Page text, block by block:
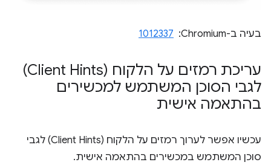
בעיה ב-Chromium: ‏ 1012337
עריכת רמזים על הלקוח (Client Hints)
לגבי הסוכן המשתמש למכשירים
בהתאמה אישית
עכשיו אפשר לערוך רמזים על הלקוח (Client Hints) לגבי
סוכן המשתמש במכשירים בהתאמה אישית.